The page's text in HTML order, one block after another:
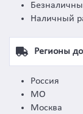
Наличный
Регионы
Россия
МО
Москва